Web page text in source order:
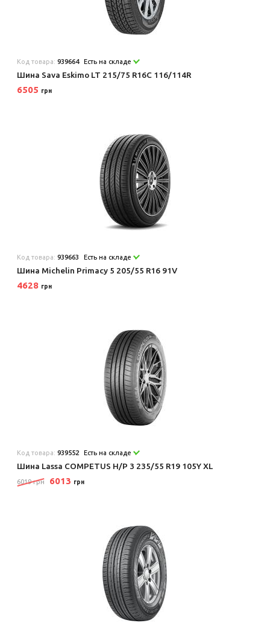
Код товара:939664 Есть на складе
Шина Sava Eskimo LT 215/75 R16C 116/114R
6505 грн
Код товара:939663 Есть на складе
Шина Michelin Primacy 5 205/55 R16 91V
4628 грн
Код товара:939552 Есть на складе
Шина Lassa COMPETUS H/P 3 235/55 R19 105Y XL
6019 грн 6013 грн